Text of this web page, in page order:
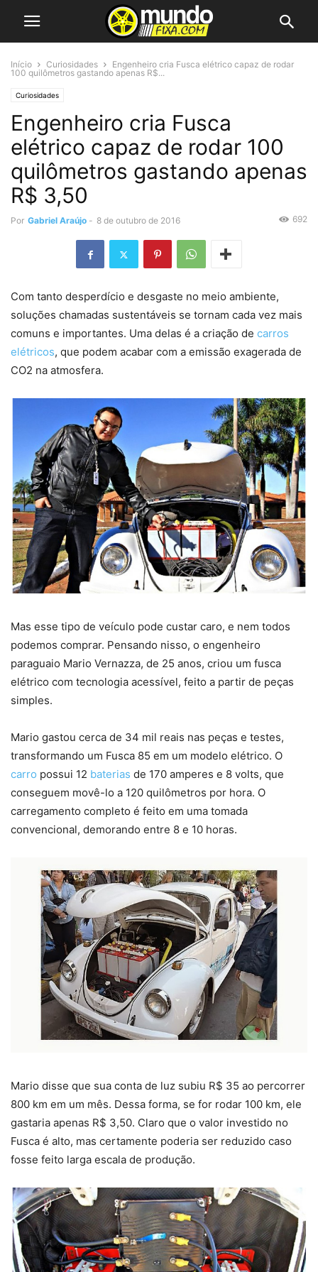
Início Curiosidades
Engenheiro cria Fusca elétrico capaz de rodar
100 quilômetros gastando apenas R$...
Curiosidades
Engenheiro cria Fusca
elétrico capaz de rodar 100
quilômetros gastando apenas
R$ 3,50
Por Gabriel Araújo - 8 de outubro de 2016 692
Com tanto desperdício e desgaste no meio ambiente,
soluções chamadas sustentáveis se tornam cada vez mais
comuns e importantes. Uma delas é a criação de carros
elétricos, que podem acabar com a emissão exagerada de
CO2 na atmosfera.
Mas esse tipo de veículo pode custar caro, e nem todos
podemos comprar. Pensando nisso, o engenheiro
paraguaio Mario Vernazza, de 25 anos, criou um fusca
elétrico com tecnologia acessível, feito a partir de peças
simples.
Mario gastou cerca de 34 mil reais nas peças e testes,
transformando um Fusca 85 em um modelo elétrico. O
carro possui 12 baterias de 170 amperes e 8 volts, que
conseguem movê-lo a 120 quilômetros por hora. O
carregamento completo é feito em uma tomada
convencional, demorando entre 8 e 10 horas.
Mario disse que sua conta de luz subiu R$ 35 ao percorrer
800 km em um mês. Dessa forma, se for rodar 100 km, ele
gastaria apenas R$ 3,50. Claro que o valor investido no
Fusca é alto, mas certamente poderia ser reduzido caso
fosse feito larga escala de produção.